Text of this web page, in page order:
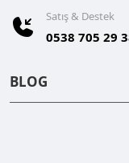
Satış & Destek
0538 705 29
BLOG